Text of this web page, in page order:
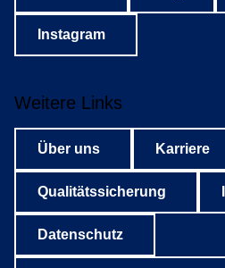
Instagram
Weitere Links
Über uns Karriere
Qualitätssicherung
Datenschutz